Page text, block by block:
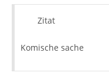
Zitat
Komische sache